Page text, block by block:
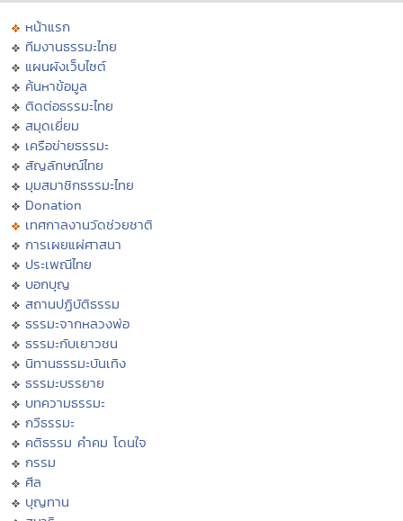
หน้าแรก
ทีมงานธรรมะไทย
แผนผังเว็บไซต์
ค้นหาข้อมูล
ติดต่อธรรมะไทย
สมุดเยี่ยม
เครือข่ายธรรมะ
สัญลักษณ์ไทย
มุมสมาชิกธรรมะไทย
Donation
เทศกาลงานวัดช่วยชาติ
การเผยแผ่ศาสนา
ประเพณีไทย
บอกบุญ
สถานปฏิบัติธรรม
ธรรมะจากหลวงพ่อ
ธรรมะกับเยาวชน
นิทานธรรมะบันเทิง
ธรรมะบรรยาย
บทความธรรมะ
กวีธรรมะ
คติธรรม คำคม โดนใจ
กรรม
ศีล
บุญทาน